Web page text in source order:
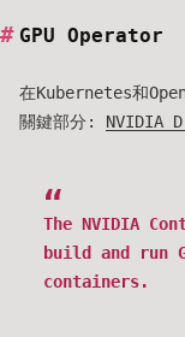
GPU Operator
在Kubernetes和
關鍵部分: NVIDIA
The NVIDIA
build and run
containers.